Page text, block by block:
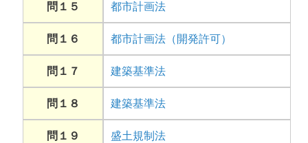
問１５ 都市計画法
問１６ 都市計画法（開発許可）
問１７ 建築基準法
問１８ 建築基準法
問１９ 盛土規制法